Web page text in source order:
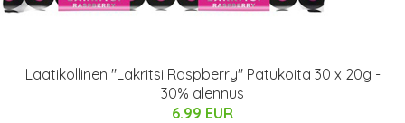
Laatikollinen "Lakritsi Raspberry" Patukoita 30 x 20g -
30% alennus
6.99 EUR